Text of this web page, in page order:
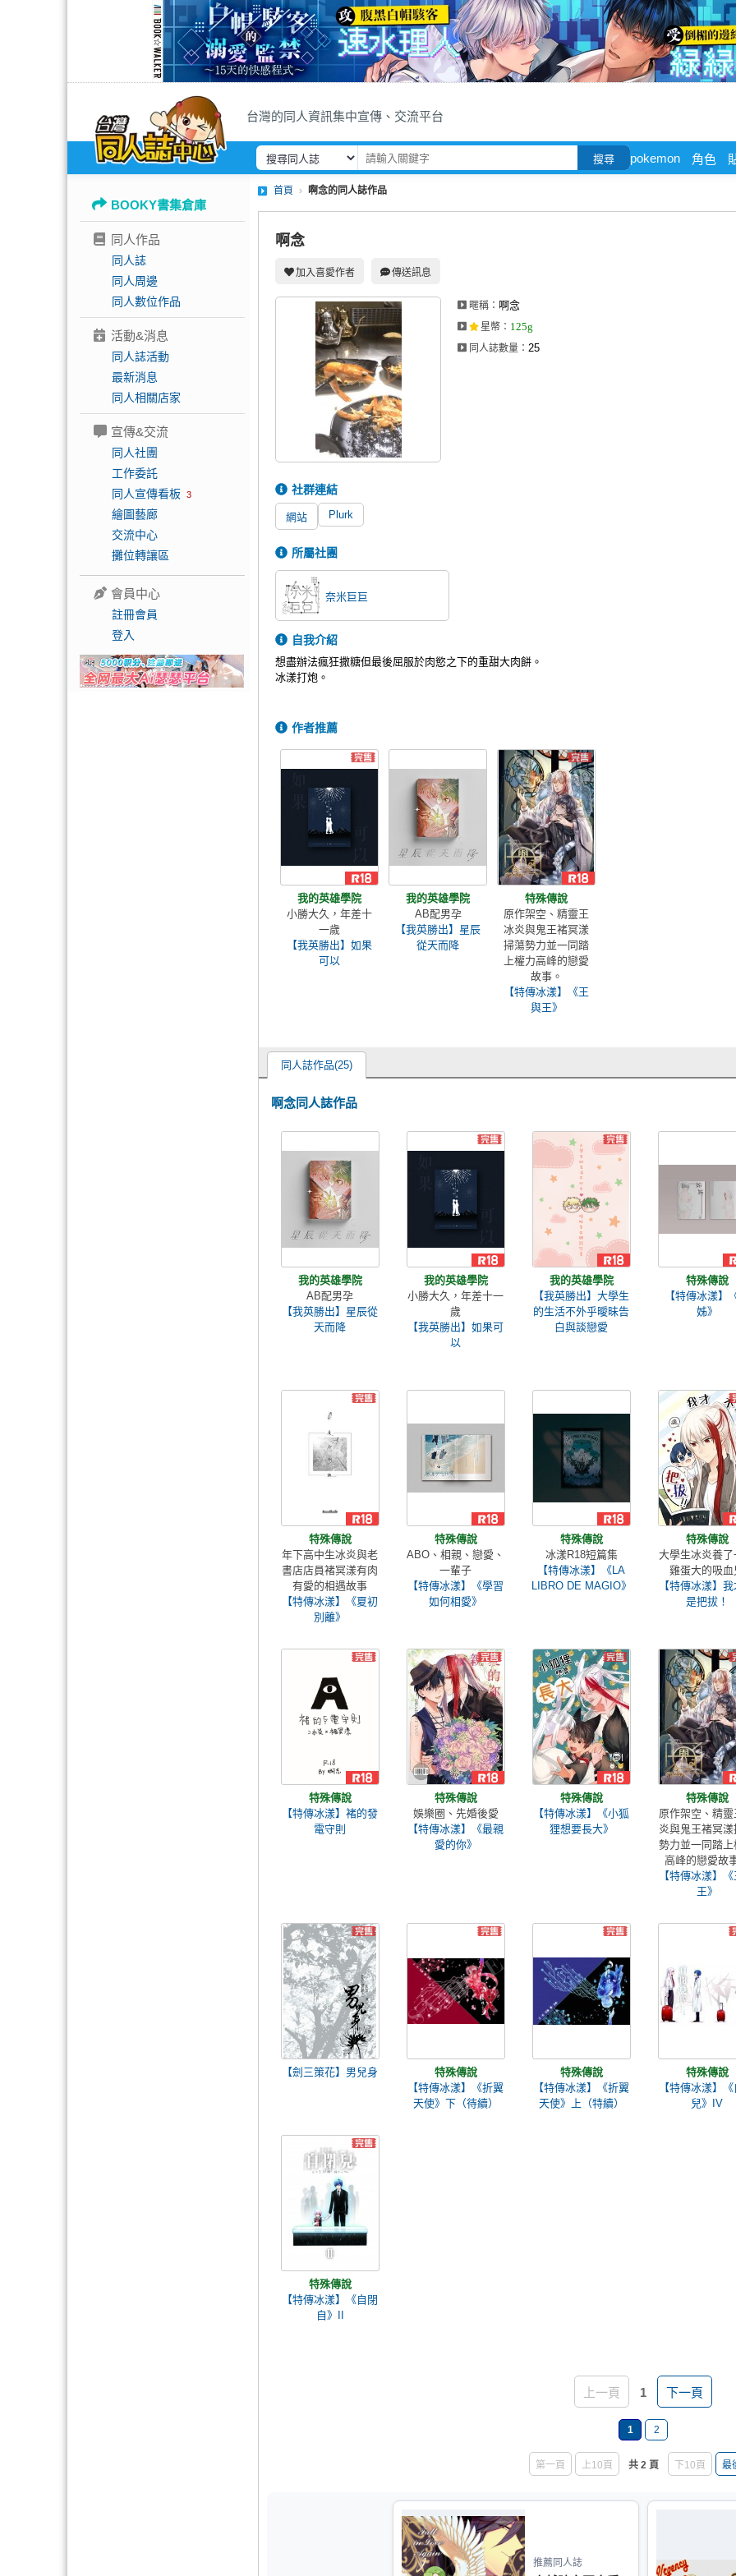
台灣的同人資訊集中宣傳、交流平台
搜尋 pokemon 角色
BOOKY書集倉庫
同人作品
同人誌
同人周邊
同人數位作品
活動&消息
同人誌活動
最新消息
同人相關店家
宣傳&交流
同人社團
工作委託
同人宣傳看板 3
繪圖藝廊
交流中心
攤位轉讓區
會員中心
註冊會員
登入
首頁 啊念的同人誌作品
啊念
加入喜愛作者 傳送訊息
暱稱： 啊念
星幣 ： 125g
同人誌數量： 25
社群連結
網站 Plurk
所屬社團
奈米巨巨
自我介紹
想盡辦法瘋狂撒糖但最後屈服於肉慾之下的重甜大肉餅。
冰漾打炮。
作者推薦
我的英雄學院
小勝大久，年差十
一歲
【我英勝出】如果
可以
我的英雄學院
AB配男孕
【我英勝出】星辰
從天而降
特殊傳說
原作架空、精靈王
冰炎與鬼王褚冥漾
掃蕩勢力並一同踏
上權力高峰的戀愛
故事。
【特傳冰漾】《王
與王》
同人誌作品(25)
啊念同人誌作品
我的英雄學院
AB配男孕
【我英勝出】星辰從
天而降
我的英雄學院
小勝大久，年差十一
歲
【我英勝出】如果可
以
我的英雄學院
【我英勝出】大學生
的生活不外乎曖昧告
白與談戀愛
特殊傳說
【特傳冰漾】
姊》
特殊傳說
年下高中生冰炎與老
書店店員褚冥漾有肉
有愛的相遇故事
【特傳冰漾】《夏初
別離》
特殊傳說
ABO、相親、戀愛、
一輩子
【特傳冰漾】《學習
如何相愛》
特殊傳說
冰漾R18短篇集
【特傳冰漾】《LA
LIBRO DE MAGIO》
特殊傳說
大學生冰炎養了
雞蛋大的吸血
【特傳冰漾】
是把拔！
特殊傳說
【特傳冰漾】褚的發
電守則
特殊傳說
娛樂圈、先婚後愛
【特傳冰漾】《最親
愛的你》
特殊傳說
【特傳冰漾】《小狐
狸想要長大》
特殊傳說
原作架空、精靈
炎與鬼王褚冥漾
勢力並一同踏上
高峰的戀愛故
【特傳冰漾】
王》
【劍三策花】男兒身
特殊傳說
【特傳冰漾】《折翼
天使》下（待續）
特殊傳說
【特傳冰漾】《折翼
天使》上（特續）
特殊傳說
【特傳冰漾】《
兒》IV
特殊傳說
【特傳冰漾】《自閉
自》II
上一頁 1 下一頁
1 2
第一頁 上10頁 共 2 頁 下10頁 最
推薦同人誌